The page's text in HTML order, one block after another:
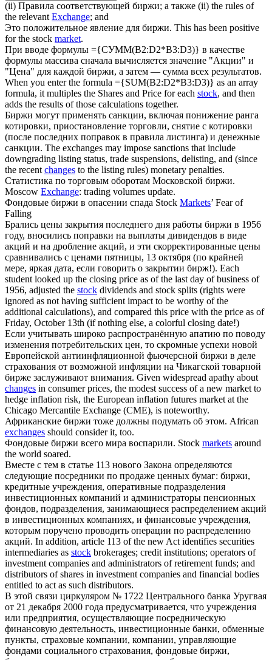
(ii) Правила соответствующей биржи; а также (ii) the rules of
the relevantExchange; and
Это положительное явление для биржи. This has been positive
for the stock market.
При вводе формулы ={СУММ(B2:D2*B3:D3)} в качестве
формулы массива сначала вычисляется значение "Акции" и
"Цена" для каждой биржи, а затем — сумма всех результатов.
When you enter the formula ={SUM(B2:D2*B3:D3)} as an array
formula, it multiples the Shares and Price for each stock, and then
adds the results of those calculations together.
Биржи могут применять санкции, включая понижение ранга
котировки, приостановление торговли, снятие с котировки
(после последних поправок в правила листинга) и денежные
санкции. The exchanges may impose sanctions that include
downgrading listing status, trade suspensions, delisting, and (since
the recentchanges to the listing rules) monetary penalties.
Статистика по торговым оборотам Московской биржи.
Moscow Exchange: trading volumes update.
Фондовые биржи в опасении спада Stock Markets’ Fear of
Falling
Брались цены закрытия последнего дня работы биржи в 1956
году, вносились поправки на выплаты дивидендов в виде
акций и на дробление акций, и эти скорректированные цены
сравнивались с ценами пятницы, 13 октября (по крайней
мере, яркая дата, если говорить о закрытии бирж!). Each
student looked up the closing price as of the last day of business of
1956, adjusted the stock dividends and stock splits (rights were
ignored as not having sufficient impact to be worthy of the
additional calculations), and compared this price with the price as of
Friday, October 13th (if nothing else, a colorful closing date!)
Если учитывать широко распространённую апатию по поводу
изменения потребительских цен, то скромные успехи новой
Европейской антиинфляционной фьючерсной биржи в деле
страхования от возможной инфляции на Чикагской товарной
бирже заслуживают внимания. Given widespread apathy about
changes in consumer prices, the modest success of a new market to
hedge inflation risk, the European inflation futures market at the
Chicago Mercantile Exchange (CME), is noteworthy.
Африканские биржи тоже должны подумать об этом. African
exchanges should consider it, too.
Фондовые биржи всего мира воспарили. Stock markets around
the world soared.
Вместе с тем в статье 113 нового Закона определяются
следующие посредники по продаже ценных бумаг: биржи,
кредитные учреждения, оперативные подразделения
инвестиционных компаний и администраторы пенсионных
фондов, подразделения, занимающиеся распределением акций
в инвестиционных компаниях, и финансовые учреждения,
которым поручено проводить операции по распределению
акций. In addition, article 113 of the new Act identifies securities
intermediaries as stock brokerages; credit institutions; operators of
investment companies and administrators of retirement funds; and
distributors of shares in investment companies and financial bodies
entitled to act as such distributors.
В этой связи циркуляром № 1722 Центрального банка Уругвая
от 21 декабря 2000 года предусматривается, что учреждения
или предприятия, осуществляющие посредническую
финансовую деятельность, инвестиционные банки, обменные
пункты, страховые компании, компании, управляющие
фондами социального страхования, фондовые биржи,